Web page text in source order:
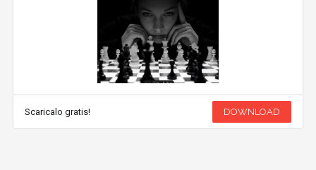
Scaricalo gratis! DOWNLOAD